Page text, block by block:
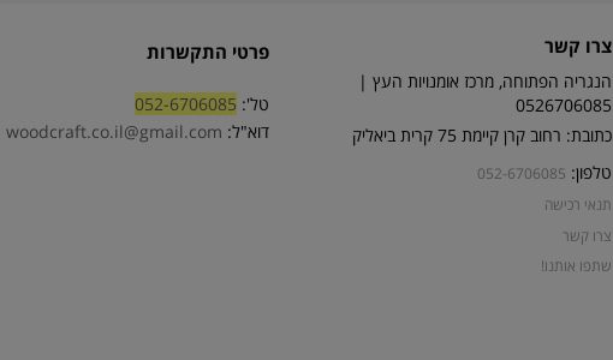
צרו קשר
הנגריה הפתוחה, מרכז אומנויות העץ |
0526706085
כתובת: רחוב קרן קיימת 75 קרית ביאליק
טלפון: 052-6706085
תנאי רכישה
צרו קשר
שתפו אותנו!
פרטי התקשרות
טל': 052-6706085
דוא"ל: woodcraft.co.il@gmail.com